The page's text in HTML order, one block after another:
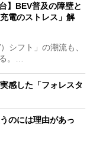
】BEV普及の障壁と
電のストレス」解
シフト」の潮流も、
。…
感した「フォレスタ
のには理由があっ